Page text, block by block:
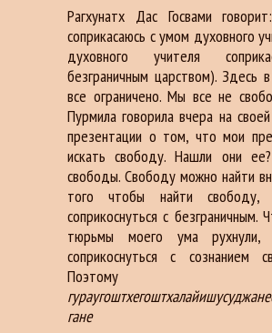
Рагхунатх Дас Госвами
соприкасаюсь с умом духовного
духовного учителя
безграничным царством). Здесь
все ограничено. Мы все не
Пурмила говорила вчера на
презентации о том, что мои
искать свободу. Нашли они
свободы. Свободу можно найти
того чтобы найти
соприкоснуться с безграничным.
тюрьмы моего ума
соприкоснуться с сознанием
Поэтому
гане